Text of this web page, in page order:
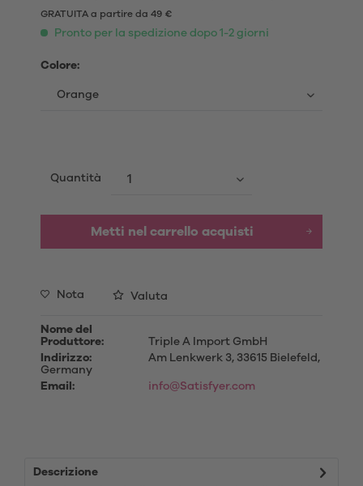
GRATUITA a partire da 49 €
Pronto per la spedizione dopo 1-2 giorni
Colore:
Quantità
Metti nel carrello acquisti
Nota Valuta
Nome del
Produttore:
Triple A Import GmbH
Indirizzo:
Am Lenkwerk 3, 33615 Bielefeld,
Germany
Email:
info@Satisfyer.com
Descrizione